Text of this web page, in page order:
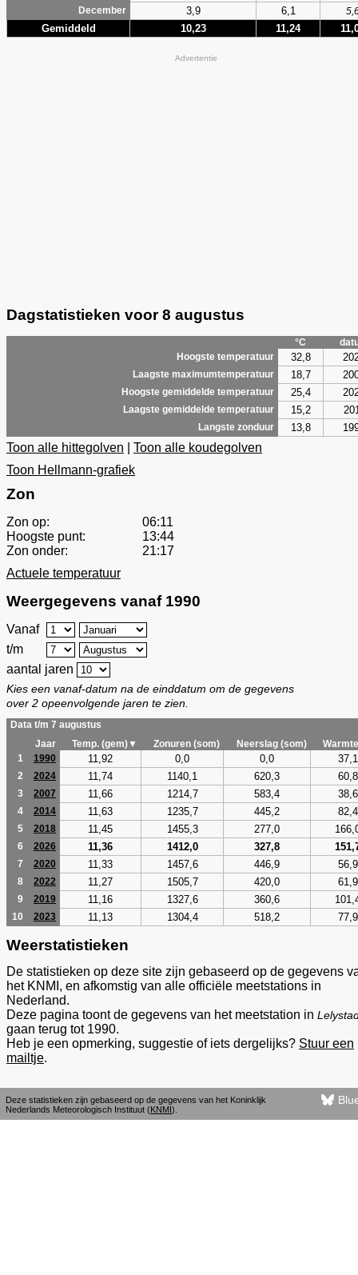
December
3,9 6,1
Gemiddeld 10,23 11,24
Advertentie
Dagstatistieken voor 8 augustus
°C
Hoogste temperatuur
32,8
Laagste maximumtemperatuur 18,7
Hoogste gemiddelde temperatuur 25,4
Laagste gemiddelde temperatuur 15,2
Langste zonduur 13,8
Toon alle hittegolven
Toon alle koudegolven
Toon Hellmann-grafiek
Zon
Zon op:
06:11
Hoogste punt:
13:44
Zon onder:
21:17
Actuele temperatuur
Weergegevens vanaf 1990
Vanaf
t/m
aantal jaren
Kies een vanaf-datum na de einddatum om de gegevens
over 2 opeenvolgende jaren te zien.
Data t/m 7 augustus
Jaar
Temp. (gem)▼ Zonuren (som) Neerslag (som)
1
1990 11,92 0,0 0,0 37,1
2 2024 11,74 1140,1 620,3 60,8
3 2007 11,66 1214,7 583,4 38,6
4 2014 11,63 1235,7 445,2 82,4
5 2018 11,45 1455,3 277,0
6 2026 11,36 1412,0 327,8
7 2020 11,33 1457,6 446,9 56,9
8 2022 11,27 1505,7 420,0 61,9
9 2019 11,16 1327,6 360,6
10 2023 11,13 1304,4 518,2 77,9
Weerstatistieken
De statistieken op deze site zijn gebaseerd op de gegevens
het KNMI, en afkomstig van alle officiële meetstations in
Nederland.
Deze pagina toont de gegevens van het meetstation in
gaan terug tot 1990.
Heb je een opmerking, suggestie of iets dergelijks? Stuur een
mailtje.
Deze statistieken zijn gebaseerd op de gegevens van het Koninklijk
Nederlands Meteorologisch Instituut (KNMI).